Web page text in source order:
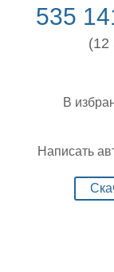
535
(12
В
Написать